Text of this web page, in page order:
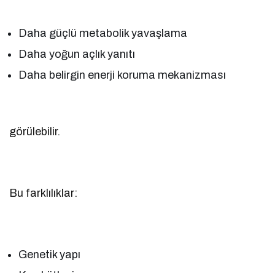
Daha güçlü metabolik yavaşlama
Daha yoğun açlık yanıtı
Daha belirgin enerji koruma mekanizması
görülebilir.
Bu farklılıklar:
Genetik yapı